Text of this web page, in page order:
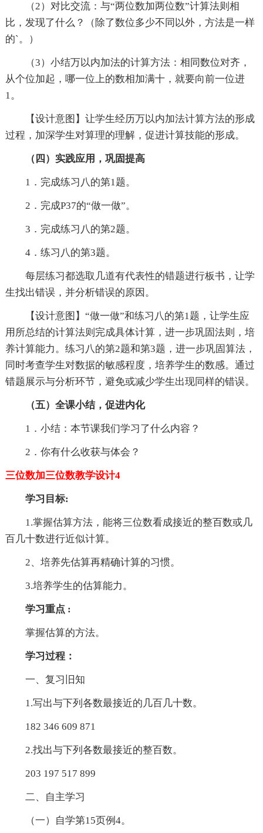
（2）对比交流：与“两位数加两位数”计算法则相
比，发现了什么？（除了数位多少不同以外，方法是一样
的`。）
（3）小结万以内加法的计算方法：相同数位对齐，
从个位加起，哪一位上的数相加满十，就要向前一位进
1。
【设计意图】让学生经历万以内加法计算方法的形成
过程，加深学生对算理的理解，促进计算技能的形成。
（四）实践应用，巩固提高
1．完成练习八的第1题。
2．完成P37的“做一做”。
3．完成练习八的第2题。
4．练习八的第3题。
每层练习都选取几道有代表性的错题进行板书，让学
生找出错误，并分析错误的原因。
【设计意图】“做一做”和练习八的第1题，让学生应
用所总结的计算法则完成具体计算，进一步巩固法则，培
养计算能力。练习八的第2题和第3题，进一步巩固算法，
同时考查学生对数据的敏感程度，培养学生的数感。通过
错题展示与分析环节，避免或减少学生出现同样的错误。
（五）全课小结，促进内化
1．小结：本节课我们学习了什么内容？
2．你有什么收获与体会？
三位数加三位数教学设计4
学习目标:
1.掌握估算方法，能将三位数看成接近的整百数或几
百几十数进行近似计算。
2、培养先估算再精确计算的习惯。
3.培养学生的估算能力。
学习重点 :
掌握估算的方法。
学习过程：
一、复习旧知
1.写出与下列各数最接近的几百几十数。
182 346 609 871
2.找出与下列各数最接近的整百数。
203 197 517 899
二、自主学习
（一）自学第15页例4。